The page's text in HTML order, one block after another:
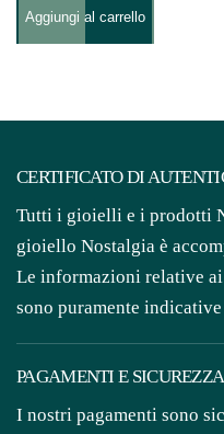
con
Sicilia
XVIII
secolo
quantità
Aggiungi al carrello
CERTIFICATO DI
Tutti i gioielli e i prodotti
gioiello Nostalgia è
Le informazioni relative
sono puramente
PAGAMENTI E SICUREZZA
I nostri pagamenti sono